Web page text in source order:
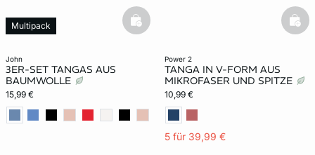
john
3ER-SET TANGAS AUS
BAUMWOLLE
15,99 €
Multipack basketfull
power 2
TANGA IN V-FORM AUS
MIKROFASER UND SPITZE
10,99 €
5 für 39,99 €